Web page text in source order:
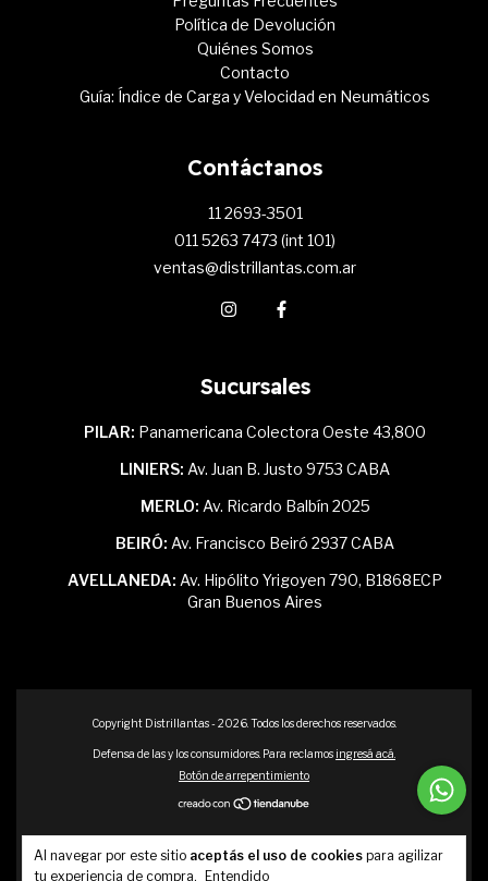
Al navegar por este sitio aceptás el uso de cookies para agilizar
tu experiencia de compra.
Entendido
Política de Devolución
Quiénes Somos
Contacto
Guía: Índice de Carga y Velocidad en Neumáticos
Contáctanos
11 2693-3501
011 5263 7473 (int 101)
ventas@distrillantas.com.ar
Sucursales
PILAR: Panamericana Colectora Oeste 43,800
LINIERS: Av. Juan B. Justo 9753 CABA
MERLO: Av. Ricardo Balbín 2025
BEIRÓ: Av. Francisco Beiró 2937 CABA
AVELLANEDA: Av. Hipólito Yrigoyen 790, B1868ECP
Gran Buenos Aires
Copyright Distrillantas - 2026. Todos los derechos reservados.
Defensa de las y los consumidores. Para reclamos ingresá acá.
Botón de arrepentimiento